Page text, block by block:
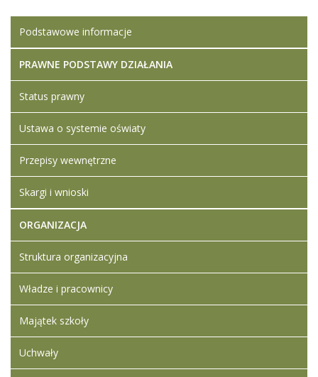
Artykuł został
zmieniony.
poniedziałek,
08 styczeń
2024 19:50
Ledwójcik
Artykuł został
Dodane
załączniki
Ogłoszenie
o naborze
na wolne
stanowisko
pracy -
Załączniki
do naboru
na
stanowisko
pracy-
08 styczeń
2024 19:57
Podstawowe informacje
PRAWNE PODSTAWY DZIAŁANIA
Status prawny
Ustawa o systemie oświaty
Przepisy wewnętrzne
Skargi i wnioski
ORGANIZACJA
Struktura organizacyjna
Władze i pracownicy
Majątek szkoły
Uchwały